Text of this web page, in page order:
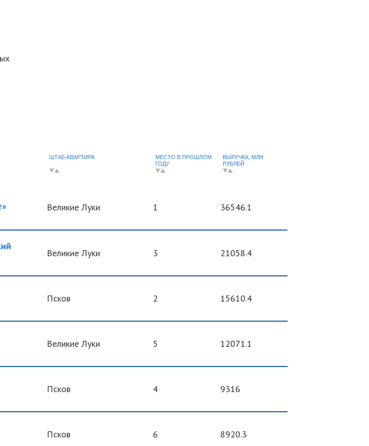
ШТАБ-КВАРТИРА
МЕСТО В ПРОШЛОМ
ГОДУ
ВЫРУЧКА, МЛН
РУБЛЕЙ
Великие Луки 1 36546.1
Великие Луки 3 21058.4
Псков 2 15610.4
Великие Луки 5 12071.1
Псков 4 9316
Псков 6 8920.3